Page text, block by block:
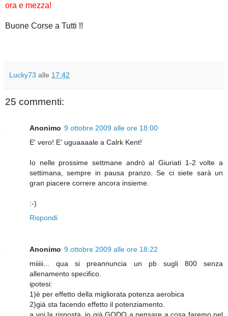
ora e mezza!
Buone Corse a Tutti !!
Lucky73 alle 17:42
25 commenti:
Anonimo 9 ottobre 2009 alle ore 18:00
E' vero! E' uguaaaale a Calrk Kent!
Io nelle prossime settmane andrò al Giuriati 1-2 volte a
settimana, sempre in pausa pranzo. Se ci siete sarà un
gran piacere correre ancora insieme.
:-)
Rispondi
Anonimo 9 ottobre 2009 alle ore 18:22
miiiii... qua si preannuncia un pb sugli 800 senza
allenamento specifico.
ipotesi:
1)è per effetto della migliorata potenza aerobica
2)già sta facendo effetto il potenziamento.